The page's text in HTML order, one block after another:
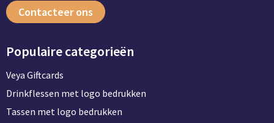
Contacteer ons
Populaire categorieën
Veya Giftcards
Drinkflessen met logo bedrukken
Tassen met logo bedrukken